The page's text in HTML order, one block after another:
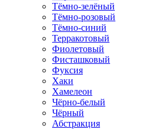
Тёмно-зелёный
Тёмно-розовый
Тёмно-синий
Терракотовый
Фиолетовый
Фисташковый
Фуксия
Хаки
Хамелеон
Чёрно-белый
Чёрный
Абстракция